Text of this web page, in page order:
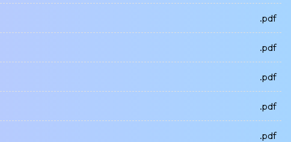
.pdf
.pdf
.pdf
.pdf
.pdf